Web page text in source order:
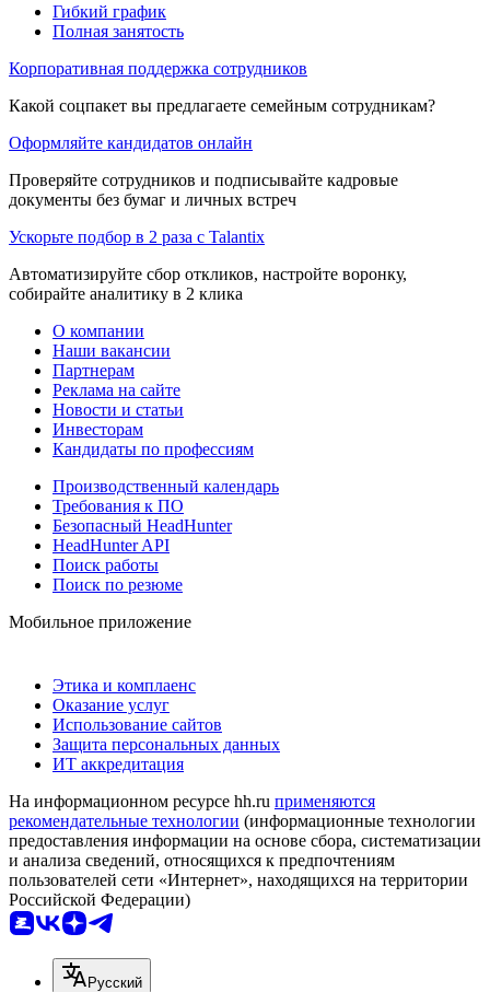
Гибкий график
Полная занятость
Корпоративная поддержка сотрудников
Какой соцпакет вы предлагаете семейным сотрудникам?
Оформляйте кандидатов онлайн
Проверяйте сотрудников и подписывайте кадровые
документы без бумаг и личных встреч
Ускорьте подбор в 2 раза с Talantix
Автоматизируйте сбор откликов, настройте воронку,
собирайте аналитику в 2 клика
О компании
Наши вакансии
Партнерам
Реклама на сайте
Новости и статьи
Инвесторам
Кандидаты по профессиям
Производственный календарь
Требования к ПО
Безопасный HeadHunter
HeadHunter API
Поиск работы
Поиск по резюме
Мобильное приложение
Этика и комплаенс
Оказание услуг
Использование сайтов
Защита персональных данных
ИТ аккредитация
На информационном ресурсе hh.ru применяются
рекомендательные технологии (информационные технологии
предоставления информации на основе сбора, систематизации
и анализа сведений, относящихся к предпочтениям
пользователей сети «Интернет», находящихся на территории
Российской Федерации)
Русский